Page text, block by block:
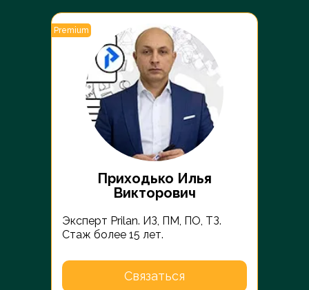
Premium
Приходько Илья
Викторович
Эксперт Prilan. ИЗ, ПМ, ПО, ТЗ.
Стаж более 15 лет.
Связаться